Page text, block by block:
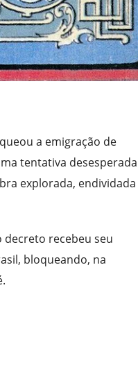
a emigração de
tentativa desesperada
explorada, endividada
recebeu seu
bloqueando, na